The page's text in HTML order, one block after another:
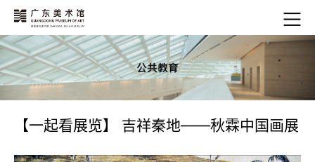
【一起看展览】 吉祥秦地——秋霖中国画展